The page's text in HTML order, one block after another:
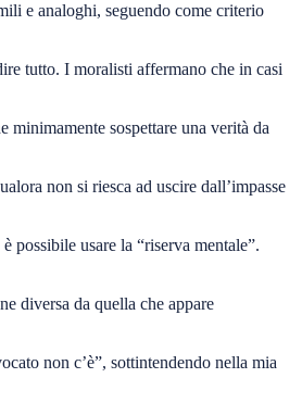
e analoghi, seguendo come criterio
tutto. I moralisti affermano che in casi
minimamente sospettare una verità da
non si riesca ad uscire dall’impasse
possibile usare la “riserva mentale”.
diversa da quella che appare
non c’è”, sottintendendo nella mia